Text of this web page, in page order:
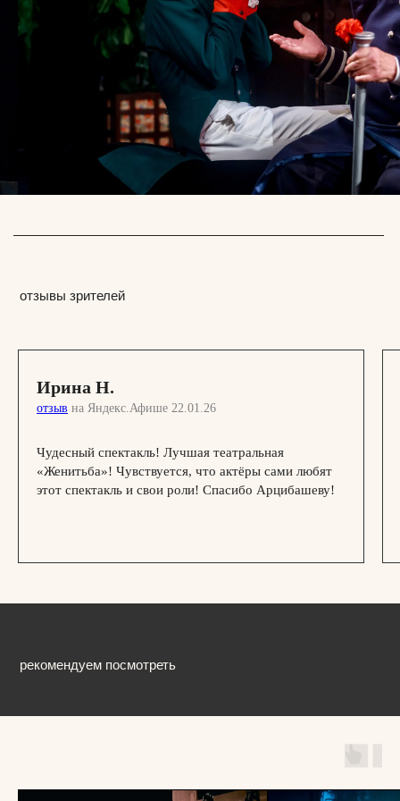
Ирина Н.
отзыв на Яндекс.Афише 22.01.26
Чудесный спектакль! Лучшая театральная
«Женитьба»! Чувствуется, что актёры сами любят
этот спектакль и свои роли! Спасибо Арцибашеву!
@ 1991 — 2026
Официальный сайт Покровка.Театр @ 1991 —